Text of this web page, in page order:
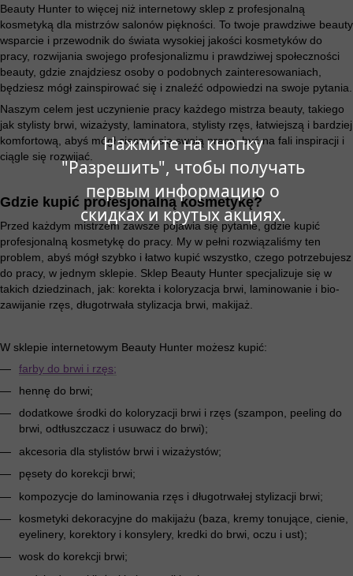
Нажмите на кнопку
"Разрешить", чтобы получать
первым информацию о
скидках и крутых акциях.
Beauty Hunter to więcej niż internetowy sklep z profesjonalną
kosmetyką dla mistrzów salonów piękności. To twoje prawdziwe beauty
wsparcie i przewodnik do świata wysokiej jakości kosmetyków do
pracy, rozwijania swojego profesjonalizmu i prawdziwej społeczności
beauty, gdzie znajdziesz osoby o podobnych zainteresowaniach,
będziesz mógł zainspirować się i znaleźć odpowiedzi na swoje pytania.
Naszym celem jest uczynienie pracy każdego mistrza beauty, takiego
jak stylisty brwi, wizażysty, laminatora, stylisty rzęs, łatwiejszą i bardziej
komfortową, abyś mógł cieszyć się swoją pracą, być na fali inspiracji i
ciągle się rozwijać.
Gdzie kupić profesjonalną kosmetykę?
Przed każdym mistrzem zawsze pojawia się pytanie, gdzie kupić
profesjonalną kosmetykę do pracy. My w pełni rozwiązaliśmy ten
problem, abyś mógł szybko i łatwo kupić wszystko, czego potrzebujesz
do pracy, w jednym sklepie. Sklep Beauty Hunter specjalizuje się w
takich dziedzinach, jak: korekta i koloryzacja brwi, laminowanie i bio-
zawijanie rzęs, długotrwała stylizacja brwi, makijaż.
W sklepie internetowym Beauty Hunter możesz kupić:
farby do brwi i rzęs;
hennę do brwi;
dodatkowe środki do koloryzacji brwi i rzęs (szampon, peeling do
brwi, odtłuszczacz i usuwacz do brwi);
akcesoria dla stylistów brwi i wizażystów;
pęsety do korekcji brwi;
kompozycje do laminowania rzęs i długotrwałej stylizacji brwi;
kosmetyki dekoracyjne do makijażu (baza, kremy tonujące, cienie,
eyelinery, korektory i konsylery, kredki do brwi, oczu i ust);
wosk do korekcji brwi;